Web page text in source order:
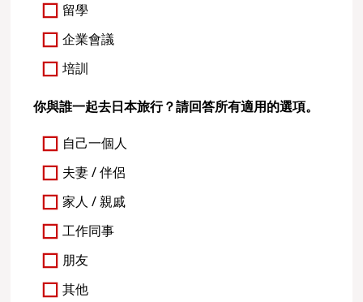
留學
企業會議
培訓
你與誰一起去日本旅行？請回答所有適用的選項。
自己一個人
夫妻 / 伴侶
家人 / 親戚
工作同事
朋友
其他